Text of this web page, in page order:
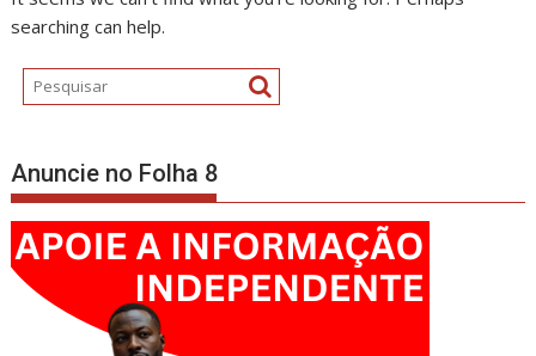
searching can help.
Anuncie no Folha 8